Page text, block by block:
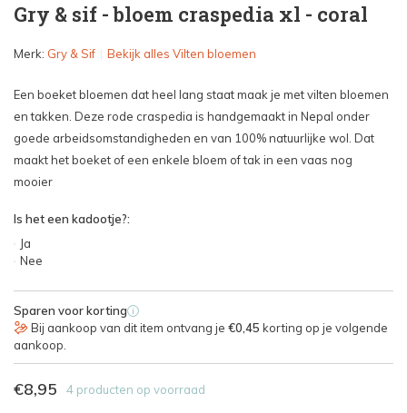
Gry & sif - bloem craspedia xl - coral
Merk: Gry & Sif Bekijk alles Vilten bloemen
Een boeket bloemen dat heel lang staat maak je met vilten bloemen
en takken. Deze rode craspedia is handgemaakt in Nepal onder
goede arbeidsomstandigheden en van 100% natuurlijke wol. Dat
maakt het boeket of een enkele bloem of tak in een vaas nog
mooier
Is het een kadootje?:
Ja
Nee
Sparen voor korting i
Bij aankoop van dit item ontvang je €0,45 korting op je volgende
aankoop.
€8,95 4 producten op voorraad